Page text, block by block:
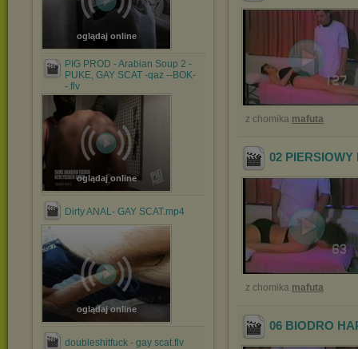
oglądaj online
PIG PROD - Arabian Soup 2 -
PUKE, GAY SCAT -qaz --BOK-
-.flv
oglądaj online
Dirty ANAL- GAY SCAT.mp4
oglądaj online
doubleshitfuck - gay scat.flv
z chomika mafuta
02
z chomika mafuta
06 BIODRO